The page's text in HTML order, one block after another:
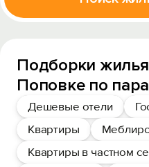
Подборки
Поповке по
Дешевые отели
Квартиры
Квартиры в частном